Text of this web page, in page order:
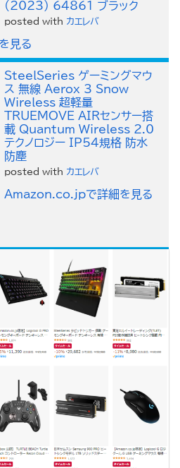
(2023) 64861 ブラック
posted with カエレバ
見る
SteelSeries ゲーミングマウ
ス 無線 Aerox 3 Snow
Wireless 超軽量
TRUEMOVE AIRセンサー搭
載 Quantum Wireless 2.0
テクノロジー IP54規格 防水
防塵
posted with カエレバ
Amazon.co.jpで詳細を見る